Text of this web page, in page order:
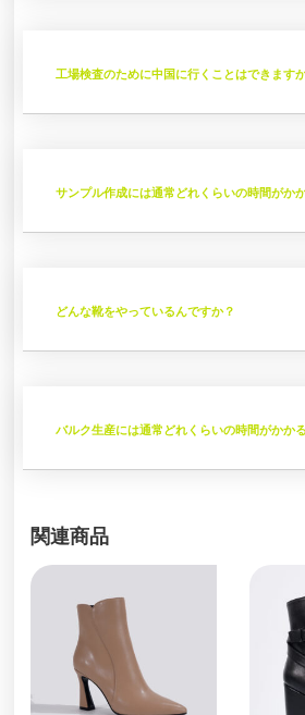
工場検査のために中国に行くことはできます
サンプル作成には通常どれくらいの時間がか
どんな靴をやっているんですか？
バルク生産には通常どれくらいの時間がかか
関連商品